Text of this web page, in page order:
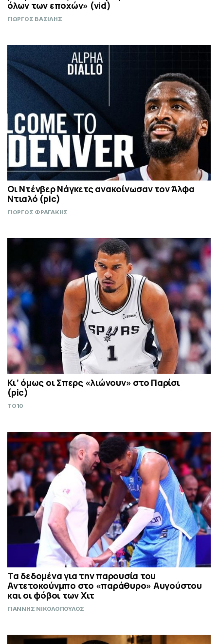
όλων των εποχών» (vid)
ΓΙΩΡΓΟΣ ΒΑΣΙΛΗΣ
Οι Ντένβερ Νάγκετς ανακοίνωσαν τον Άλφα
Ντιαλό (pic)
ΓΙΩΡΓΟΣ ΦΡΑΓΑΚΗΣ
Κι’ όμως οι Σπερς «λιώνουν» στο Παρίσι
(pic)
TO10
Τα δεδομένα για την παρουσία του
Αντετοκούνμπο στο «παράθυρο» Αυγούστου
και οι φόβοι των Χιτ
ΓΙΑΝΝΗΣ ΝΙΚΟΛΟΠΟΥΛΟΣ